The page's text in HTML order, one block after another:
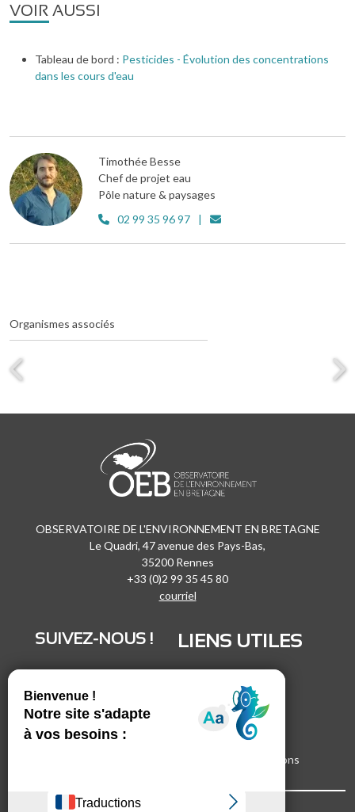
VOIR AUSSI
Tableau de bord : Pesticides - Évolution des concentrations
dans les cours d'eau
Timothée Besse
Chef de projet eau
Pôle nature & paysages
02 99 35 96 97
Organismes associés
OBSERVATOIRE DE L'ENVIRONNEMENT EN BRETAGNE
Le Quadri, 47 avenue des Pays-Bas,
35200 Rennes
+33 (0)2 99 35 45 80
courriel
SUIVEZ-NOUS !
Vimeo
Facebook
LIENS UTILES
Marchés publics
Espace presse
Inscrivez-vous à nos lettres d'informations